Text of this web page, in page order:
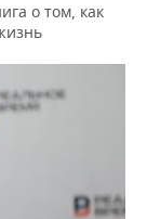
о том, как